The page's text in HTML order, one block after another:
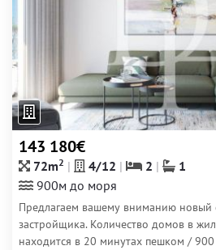
143 180€
72m2 4/12 2
1
900м до моря
Предлагаем вашему вниманию новый
застройщика. Количество домов в
находится в 20 минутах пешком /